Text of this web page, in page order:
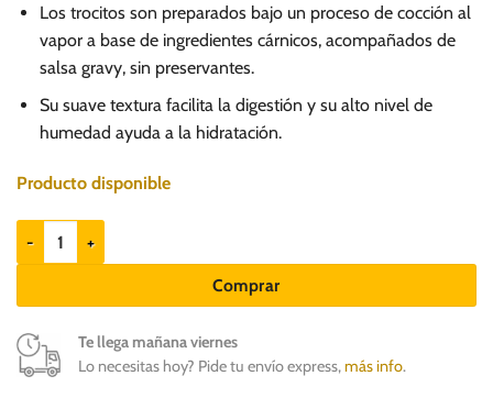
Los trocitos son preparados bajo un proceso de cocción al
vapor a base de ingredientes cárnicos, acompañados de
salsa gravy, sin preservantes.
Su suave textura facilita la digestión y su alto nivel de
humedad ayuda a la hidratación.
Producto disponible
Ricocat Filetitos en Salsa de Atún - Gatos adultos cantidad
Comprar
Te llega mañana viernes
Lo necesitas hoy? Pide tu envío express,más info.